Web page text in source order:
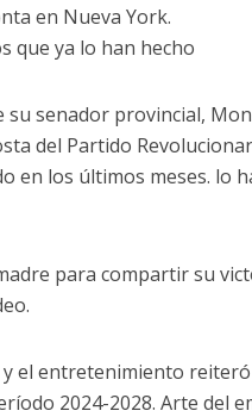
en Nueva York.
que ya lo han hecho
senador provincial,
del Partido
en los últimos meses. lo
para compartir su
el entretenimiento
2024-2028. Arte del